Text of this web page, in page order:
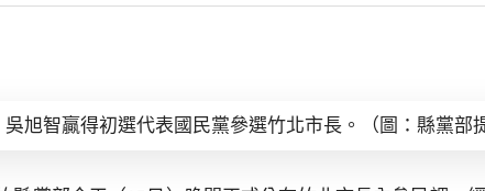
旭智贏得初選代表國民黨參選竹北市長。（圖：縣黨部